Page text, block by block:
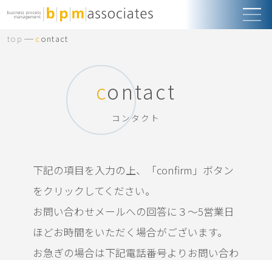
top contact
contact
コンタクト
下記の項目を入力の上、「confirm」ボタン
をクリックしてください。
お問い合わせメールへの回答に３〜5営業日
ほどお時間をいただく場合がございます。
お急ぎの場合は下記電話番号よりお問い合わ